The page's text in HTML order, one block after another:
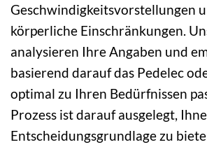
Geschwindigkeitsvorstellungen
körperliche Einschränkungen.
analysieren Ihre Angaben und
basierend darauf das Pedelec
optimal zu Ihren Bedürfnissen
Prozess ist darauf ausgelegt,
Entscheidungsgrundlage zu